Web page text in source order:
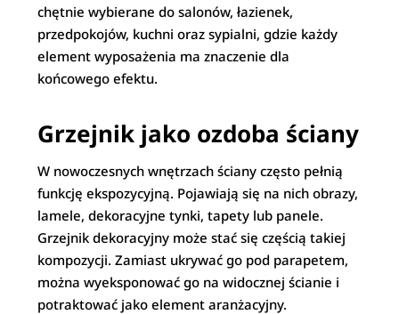
chętnie wybierane do salonów, łazienek,
przedpokojów, kuchni oraz sypialni, gdzie każdy
element wyposażenia ma znaczenie dla
końcowego efektu.
Grzejnik jako ozdoba ściany
W nowoczesnych wnętrzach ściany często pełnią
funkcję ekspozycyjną. Pojawiają się na nich obrazy,
lamele, dekoracyjne tynki, tapety lub panele.
Grzejnik dekoracyjny może stać się częścią takiej
kompozycji. Zamiast ukrywać go pod parapetem,
można wyeksponować go na widocznej ścianie i
potraktować jako element aranżacyjny.